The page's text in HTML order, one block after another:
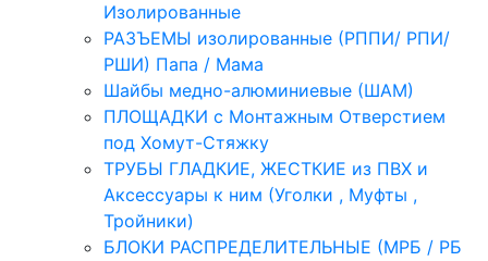
Изолированные
РАЗЪЕМЫ изолированные (РППИ/ РПИ/
РШИ) Папа / Мама
Шайбы медно-алюминиевые (ШАМ)
ПЛОЩАДКИ с Монтажным Отверстием
под Хомут-Стяжку
ТРУБЫ ГЛАДКИЕ, ЖЕСТКИЕ из ПВХ и
Аксессуары к ним (Уголки , Муфты ,
Тройники)
БЛОКИ РАСПРЕДЕЛИТЕЛЬНЫЕ (МРБ / РБ